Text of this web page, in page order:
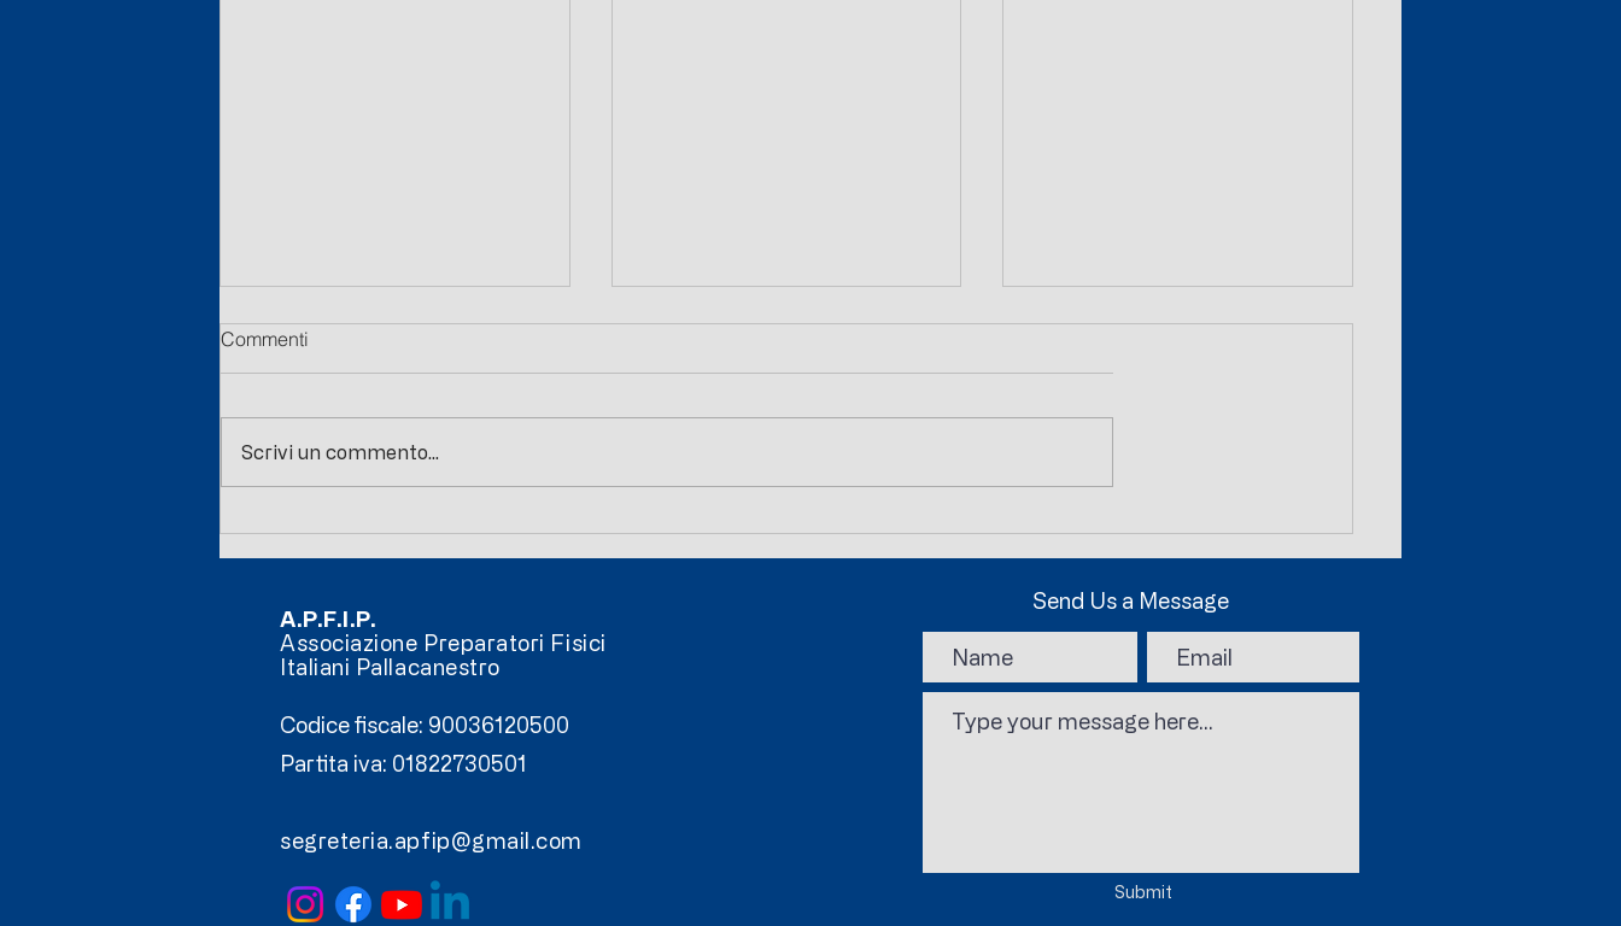
2026
collettivo Allenatori e
Commenti
Scrivi un commento...
A.P.F.I.P.
Associazione Preparatori Fisici
Italiani Pallacanestro
Codice fiscale: 90036120500
Partita iva: 01822730501
segreteria.apfip@gmail.com
Send Us a Message
Submit